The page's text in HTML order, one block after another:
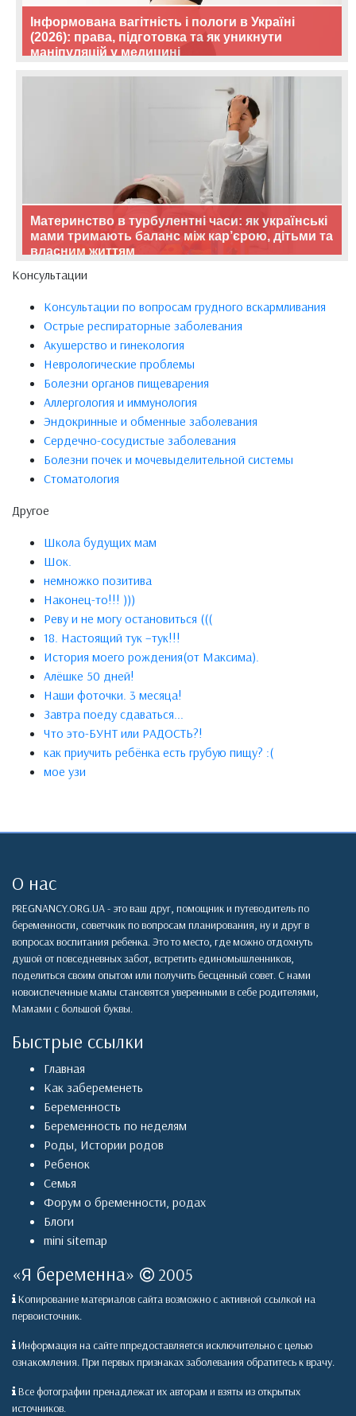
Інформована вагітність і пологи в Україні
(2026): права, підготовка та як уникнути
маніпуляцій у медицині
Материнство в турбулентні часи: як українські
мами тримають баланс між кар’єрою, дітьми та
власним життям
Консультации
Консультации по вопросам грудного вскармливания
Острые респираторные заболевания
Акушерство и гинекология
Неврологические проблемы
Болезни органов пищеварения
Аллергология и иммунология
Эндокринные и обменные заболевания
Сердечно-сосудистые заболевания
Болезни почек и мочевыделительной системы
Стоматология
Другое
Школа будущих мам
Шок.
немножко позитива
Наконец-то!!! )))
Реву и не могу остановиться (((
18. Настоящий тук –тук!!!
История моего рождения(от Максима).
Алёшке 50 дней!
Наши фоточки. 3 месяца!
Завтра поеду сдаваться...
Что это-БУНТ или РАДОСТЬ?!
как приучить ребёнка есть грубую пищу? :(
мое узи
О нас
PREGNANCY.ORG.UA - это ваш друг, помощник и путеводитель по
беременности, советчкик по вопросам планирования, ну и друг в
вопросах воспитания ребенка. Это то место, где можно отдохнуть
душой от повседневных забот, встретить единомышленников,
поделиться своим опытом или получить бесценный совет. С нами
новоиспеченные мамы становятся уверенными в себе родителями,
Мамами с большой буквы.
Быстрые ссылки
Главная
Как забеременеть
Беременность
Беременность по неделям
Роды, Истории родов
Ребенок
Семья
Форум о бременности, родах
Блоги
mini sitemap
«Я беременна» 2005
Копирование материалов сайта возможно с активной ссылкой на
первоисточник.
Информация на сайте ппредоставляется исключительно с целью
ознакомления. При первых признаках заболевания обратитесь к врачу.
Все фотографии пренадлежат их авторам и взяты из открытых
источников.